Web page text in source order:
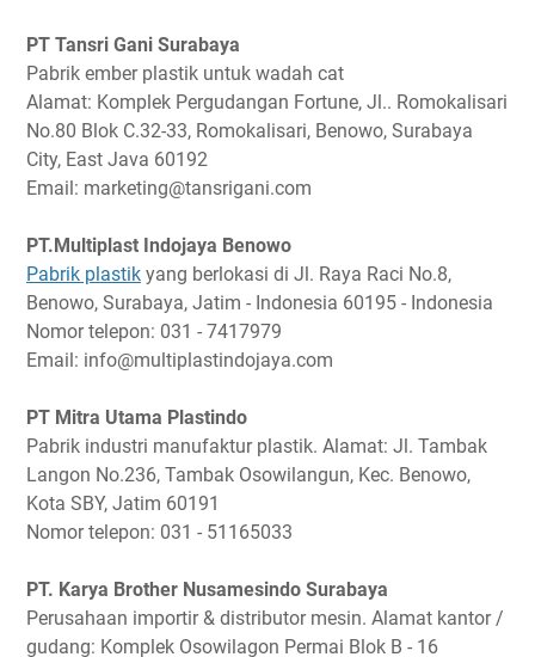
PT Tansri Gani Surabaya
Pabrik ember plastik untuk wadah cat
Alamat: Komplek Pergudangan Fortune, Jl.. Romokalisari
No.80 Blok C.32-33, Romokalisari, Benowo, Surabaya
City, East Java 60192
Email: marketing@tansrigani.com
PT.Multiplast Indojaya Benowo
Pabrik plastik yang berlokasi di Jl. Raya Raci No.8,
Benowo, Surabaya, Jatim - Indonesia 60195 - Indonesia
Nomor telepon: 031 - 7417979
Email: info@multiplastindojaya.com
PT Mitra Utama Plastindo
Pabrik industri manufaktur plastik. Alamat: Jl. Tambak
Langon No.236, Tambak Osowilangun, Kec. Benowo,
Kota SBY, Jatim 60191
Nomor telepon: 031 - 51165033
PT. Karya Brother Nusamesindo Surabaya
Perusahaan importir & distributor mesin. Alamat kantor /
gudang: Komplek Osowilagon Permai Blok B - 16